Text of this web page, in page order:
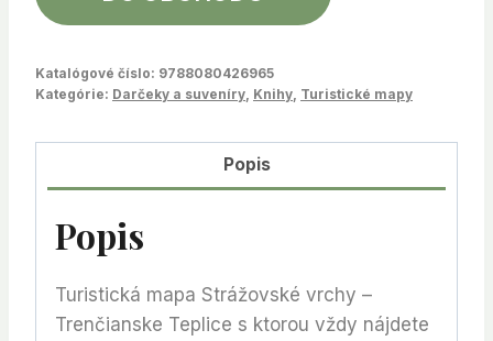
Katalógové číslo: 9788080426965
Kategórie: Darčeky a suveníry, Knihy, Turistické mapy
Popis
Popis
Turistická mapa Strážovské vrchy –
Trenčianske Teplice s ktorou vždy nájdete